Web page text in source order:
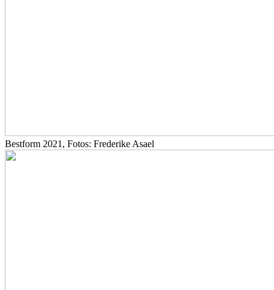
Bestform 2021, Fotos: Frederike Asael